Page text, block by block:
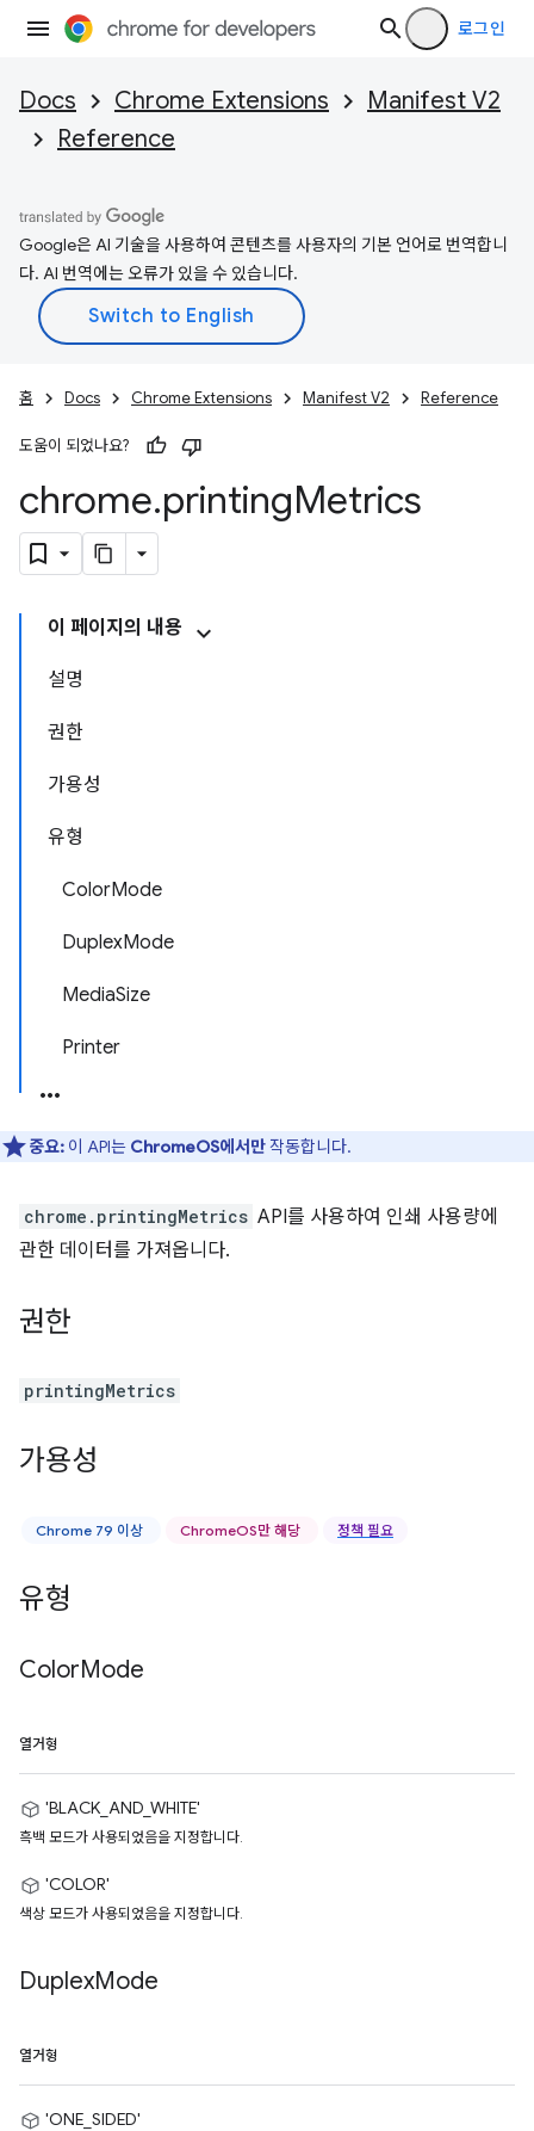
로그인
Docs Chrome Extensions
Manifest V2
Reference
Google은 AI 기술을 사용하여 콘텐츠를 사용자의 기본 언어로 번역합니
다. AI 번역에는 오류가 있을 수 있습니다.
홈 Docs Chrome Extensions Manifest V2 Reference
도움이 되었나요?
chrome.printingMetrics
이 페이지의 내용
설명
권한
가용성
유형
ColorMode
DuplexMode
MediaSize
Printer
중요: 이 API는 ChromeOS에서만작동합니다.
chrome.printingMetrics API를 사용하여 인쇄 사용량에
관한 데이터를 가져옵니다.
권한
printingMetrics
가용성
Chrome 79 이상 ChromeOS만 해당 정책 필요
유형
ColorMode
열거형
'BLACK_AND_WHITE'
흑백 모드가 사용되었음을 지정합니다.
'COLOR'
색상 모드가 사용되었음을 지정합니다.
DuplexMode
열거형
'ONE_SIDED'